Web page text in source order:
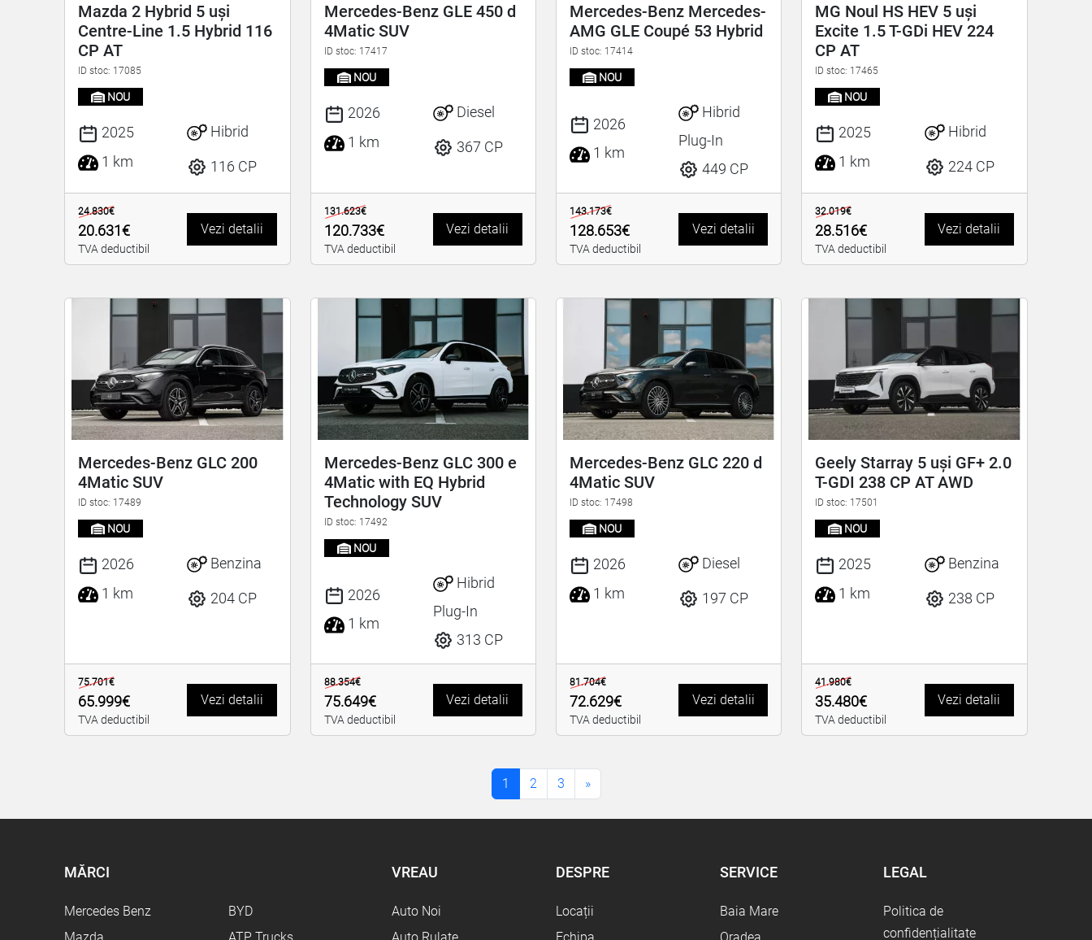
Mazda 2 Hybrid 5 uși
Centre-Line 1.5 Hybrid 116
CP AT
ID stoc: 17085
NOU
2025
1 km
Hibrid
116 CP
24.830€
20.631€
TVA deductibil
Vezi detalii
Mercedes-Benz GLE 450 d
4Matic SUV
ID stoc: 17417
NOU
2026
1 km
Diesel
367 CP
131.623€
120.733€
TVA deductibil
Vezi detalii
Mercedes-Benz Mercedes-
AMG GLE Coupé 53 Hybrid
ID stoc: 17414
NOU
2026
1 km
Hibrid
Plug-In
449 CP
143.173€
128.653€
TVA deductibil
Vezi detalii
MG Noul HS HEV 5 uși
Excite 1.5 T-GDi HEV 224
CP AT
ID stoc: 17465
NOU
2025
1 km
Hibrid
224 CP
32.019€
28.516€
TVA deductibil
Vezi detalii
Mercedes-Benz GLC 200
4Matic SUV
ID stoc: 17489
NOU
2026
1 km
Benzina
204 CP
75.701€
65.999€
TVA deductibil
Vezi detalii
Mercedes-Benz GLC 300 e
4Matic with EQ Hybrid
Technology SUV
ID stoc: 17492
NOU
2026
1 km
Hibrid
Plug-In
313 CP
88.354€
75.649€
TVA deductibil
Vezi detalii
Mercedes-Benz GLC 220 d
4Matic SUV
ID stoc: 17498
NOU
2026
1 km
Diesel
197 CP
81.704€
72.629€
TVA deductibil
Vezi detalii
Geely Starray 5 uși GF+ 2.0
T-GDI 238 CP AT AWD
ID stoc: 17501
NOU
2025
1 km
Benzina
238 CP
41.980€
35.480€
TVA deductibil
Vezi detalii
1 2 3 »
MĂRCI
Mercedes Benz
BYD
VREAU
Auto Noi
DESPRE
Locații
SERVICE
Baia Mare
LEGAL
Politica de
confidențialitate